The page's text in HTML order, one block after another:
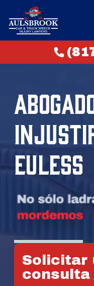
EULESS
Solicitar
consulta